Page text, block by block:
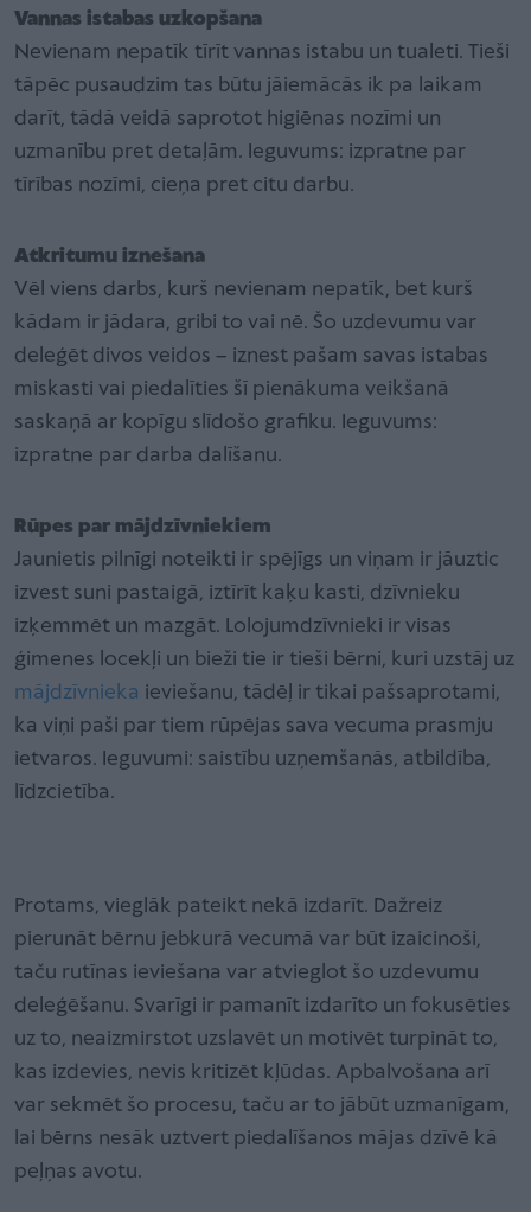
Vannas istabas uzkopšana
Nevienam nepatīk tīrīt vannas istabu un tualeti. Tieši
tāpēc pusaudzim tas būtu jāiemācās ik pa laikam
darīt, tādā veidā saprotot higiēnas nozīmi un
uzmanību pret detaļām. Ieguvums: izpratne par
tīrības nozīmi, cieņa pret citu darbu.
Atkritumu iznešana
Vēl viens darbs, kurš nevienam nepatīk, bet kurš
kādam ir jādara, gribi to vai nē. Šo uzdevumu var
deleģēt divos veidos – iznest pašam savas istabas
miskasti vai piedalīties šī pienākuma veikšanā
saskaņā ar kopīgu slīdošo grafiku. Ieguvums:
izpratne par darba dalīšanu.
Rūpes par mājdzīvniekiem
Jaunietis pilnīgi noteikti ir spējīgs un viņam ir jāuztic
izvest suni pastaigā, iztīrīt kaķu kasti, dzīvnieku
izķemmēt un mazgāt. Lolojumdzīvnieki ir visas
ģimenes locekļi un bieži tie ir tieši bērni, kuri uzstāj uz
mājdzīvnieka ieviešanu, tādēļ ir tikai pašsaprotami,
ka viņi paši par tiem rūpējas sava vecuma prasmju
ietvaros. Ieguvumi: saistību uzņemšanās, atbildība,
līdzcietība.
Protams, vieglāk pateikt nekā izdarīt. Dažreiz
pierunāt bērnu jebkurā vecumā var būt izaicinoši,
taču rutīnas ieviešana var atvieglot šo uzdevumu
deleģēšanu. Svarīgi ir pamanīt izdarīto un fokusēties
uz to, neaizmirstot uzslavēt un motivēt turpināt to,
kas izdevies, nevis kritizēt kļūdas. Apbalvošana arī
var sekmēt šo procesu, taču ar to jābūt uzmanīgam,
lai bērns nesāk uztvert piedalīšanos mājas dzīvē kā
peļņas avotu.